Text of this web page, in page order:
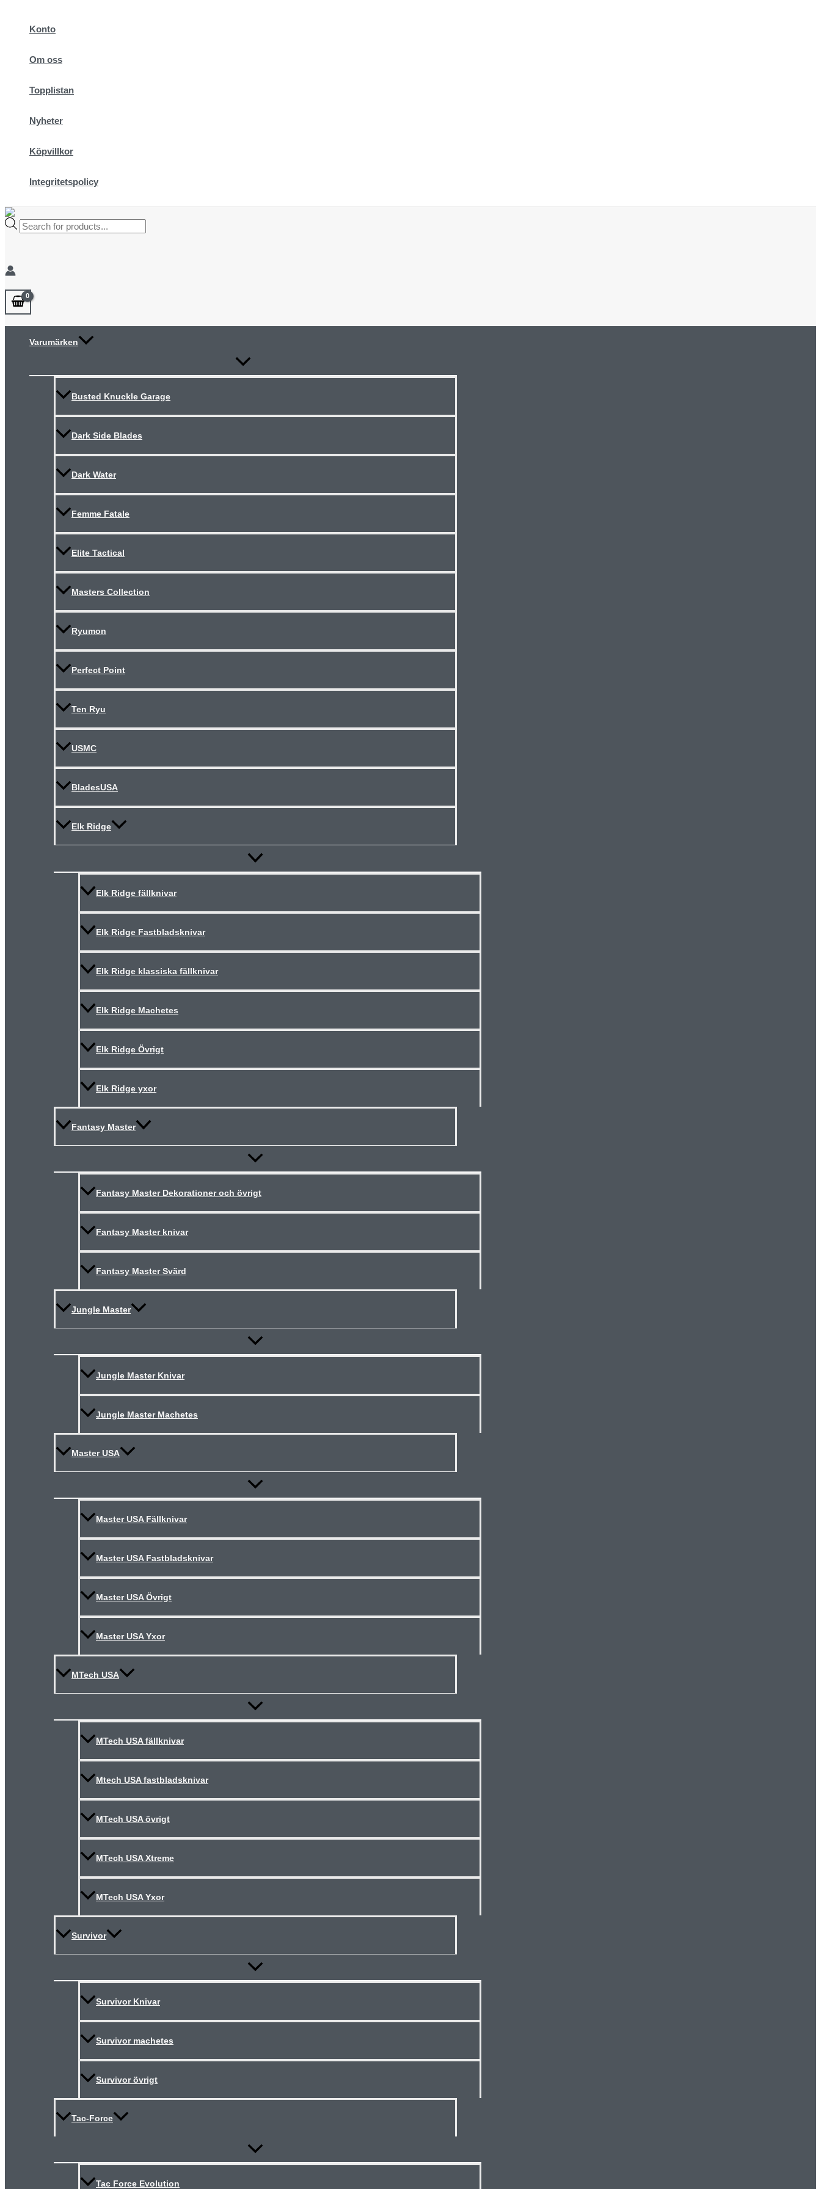
innehållKonto
Om oss
Topplistan
Nyheter
Köpvillkor
Integritetspolicy
Products
search
Varumärken
Slå
meny
Busted Knuckle Garage
Dark Side Blades
Dark Water
Femme Fatale
Elite Tactical
Masters Collection
Ryumon
Perfect Point
Ten Ryu
USMC
BladesUSA
Elk Ridge
Slå
meny
Elk Ridge fällknivar
Elk Ridge Fastbladsknivar
Elk Ridge klassiska fällknivar
Elk Ridge Machetes
Elk Ridge Övrigt
Elk Ridge yxor
Fantasy Master
Slå
meny
Fantasy Master Dekorationer och övrigt
Fantasy Master knivar
Fantasy Master Svärd
Jungle Master
Slå
meny
Jungle Master Knivar
Jungle Master Machetes
Master USA
Slå
meny
Master USA Fällknivar
Master USA Fastbladsknivar
Master USA Övrigt
Master USA Yxor
MTech USA
Slå
meny
MTech USA fällknivar
Mtech USA fastbladsknivar
MTech USA övrigt
MTech USA Xtreme
MTech USA Yxor
Survivor
Slå
meny
Survivor Knivar
Survivor machetes
Survivor övrigt
Tac-Force
Slå
meny
Tac Force Evolution